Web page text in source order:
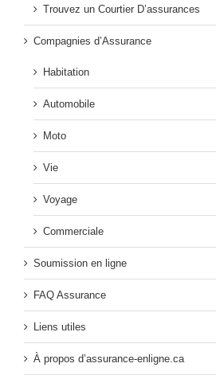
Trouvez un Courtier D’assurances
Compagnies d’Assurance
Habitation
Automobile
Moto
Vie
Voyage
Commerciale
Soumission en ligne
FAQ Assurance
Liens utiles
À propos d’assurance-enligne.ca